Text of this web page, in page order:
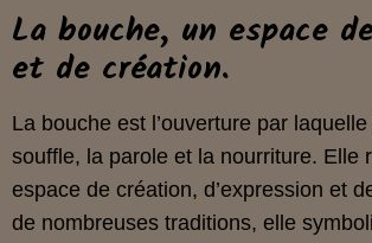
La bouche, un espace
et de création.
La bouche est l’ouverture par
souffle, la parole et la nourriture. Elle
espace de création, d’expression et
de nombreuses traditions, elle